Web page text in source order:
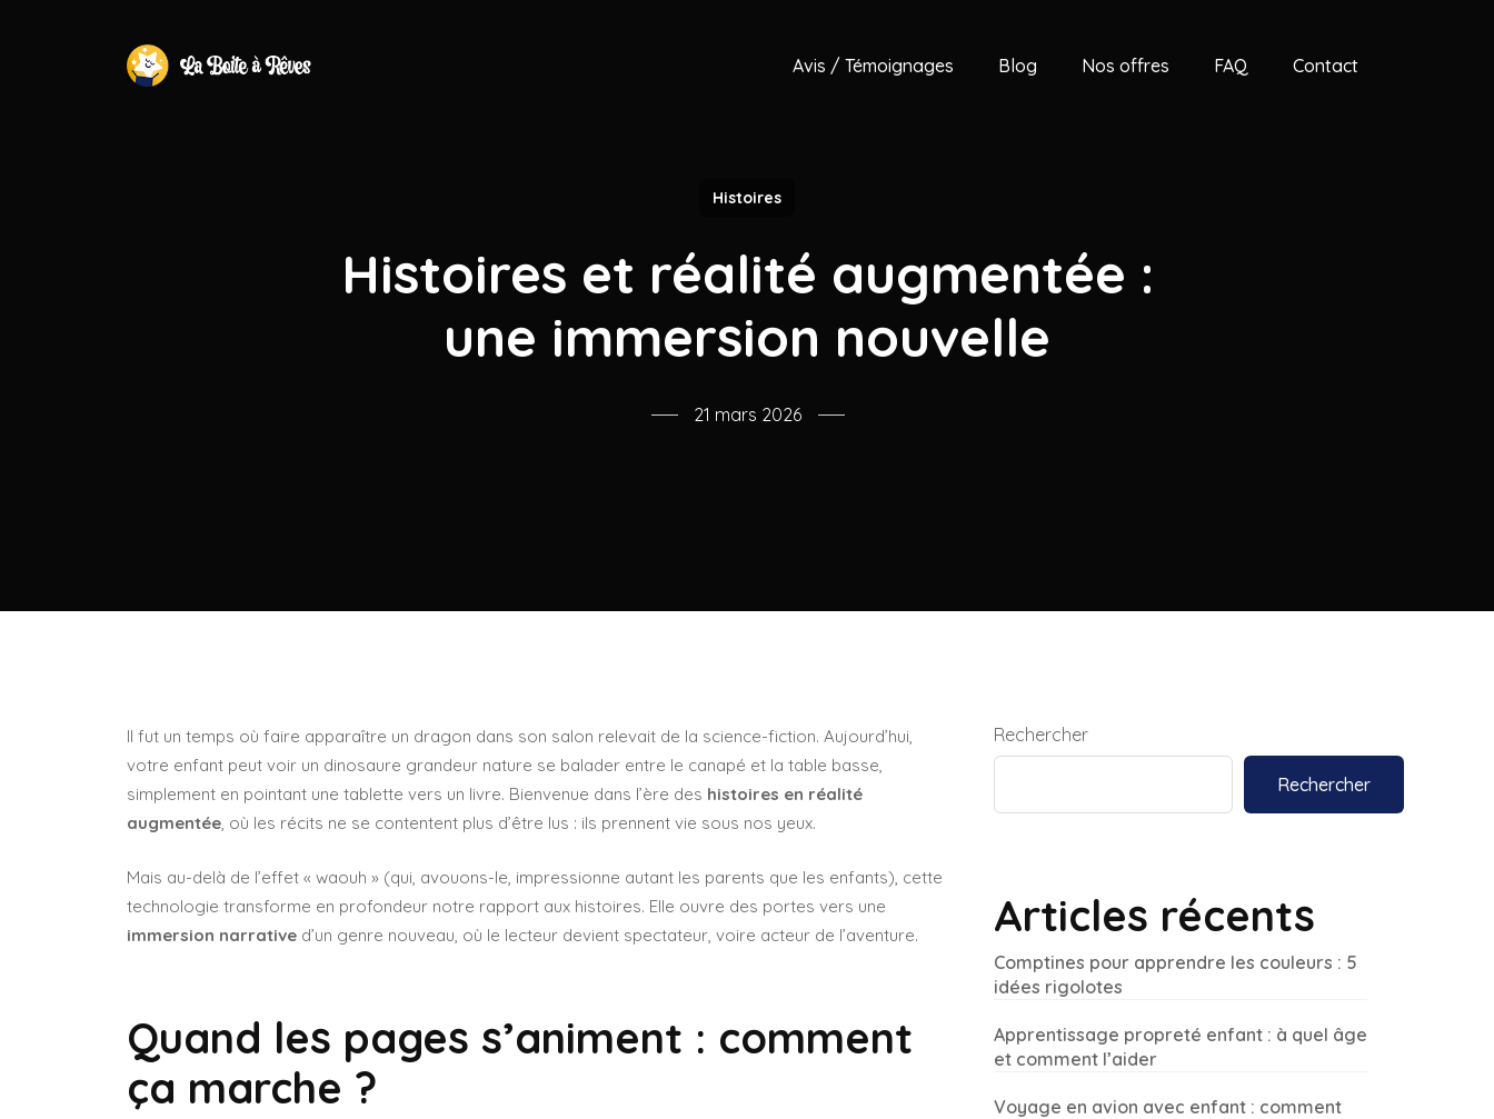
Avis / Témoignages Blog Nos offres FAQ Contact
Histoires
Histoires et réalité augmentée :
une immersion nouvelle
21 mars 2026
Il fut un temps où faire apparaître un dragon dans son salon relevait de la science-fiction. Aujourd’hui,
votre enfant peut voir un dinosaure grandeur nature se balader entre le canapé et la table basse,
simplement en pointant une tablette vers un livre. Bienvenue dans l’ère des histoires en réalité
augmentée, où les récits ne se contentent plus d’être lus : ils prennent vie sous nos yeux.
Mais au-delà de l’effet « waouh » (qui, avouons-le, impressionne autant les parents que les enfants), cette
technologie transforme en profondeur notre rapport aux histoires. Elle ouvre des portes vers une
immersion narrative d’un genre nouveau, où le lecteur devient spectateur, voire acteur de l’aventure.
Quand les pages s’animent : comment
ça marche ?
Rechercher
Rechercher
Articles récents
Comptines pour apprendre les couleurs : 5
idées rigolotes
Apprentissage propreté enfant : à quel âge
et comment l’aider
Voyage en avion avec enfant : comment